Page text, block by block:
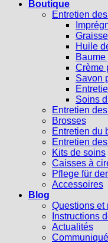
Boutique
Entretien
Huile
Crème
Savon
Soins
Entretien
Brosses
Entretien du
Entretien
Kits de soins
Caisses à
Pflege für
Accessoires
Blog
Questions et
Instructions
Actualités